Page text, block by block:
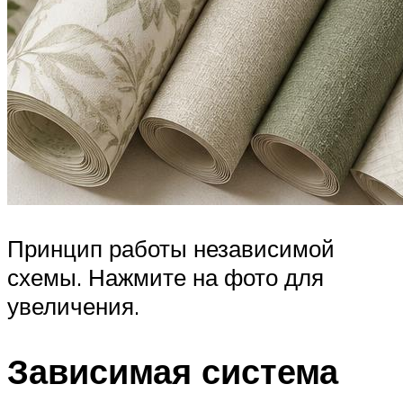
Принцип работы независимой
схемы. Нажмите на фото для
увеличения.
Зависимая система